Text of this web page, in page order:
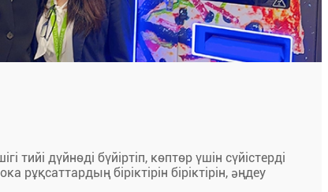
тийі дүйнөді бүйіртіп, көптөр үшін сүйістерді
рұқсаттардың біріктірін біріктірін, әңдеу